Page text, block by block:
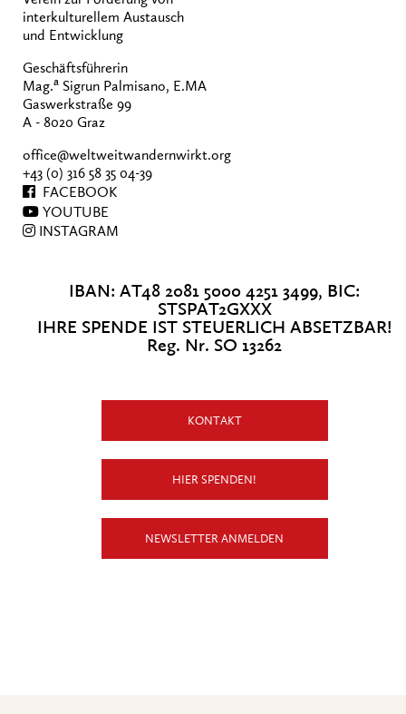
interkulturellem Austausch
und Entwicklung
Geschäftsführerin
Mag.a Sigrun Palmisano, E.MA
Gaswerkstraße 99
A - 8020 Graz
office@weltweitwandernwirkt.org
+43 (0) 316 58 35 04-39
FACEBOOK
YOUTUBE
INSTAGRAM
IBAN: AT48 2081 5000 4251 3499, BIC:
STSPAT2GXXX
IHRE SPENDE IST STEUERLICH ABSETZBAR!
Reg. Nr. SO 13262
KONTAKT
HIER SPENDEN!
NEWSLETTER ANMELDEN